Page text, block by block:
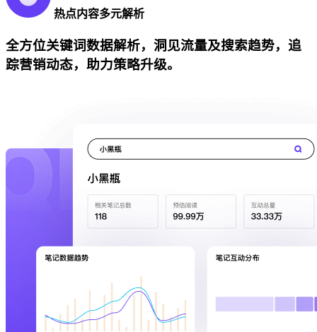
热点内容多元解析
全方位关键词数据解析，洞见流量及搜索趋势，追
踪营销动态，助力策略升级。